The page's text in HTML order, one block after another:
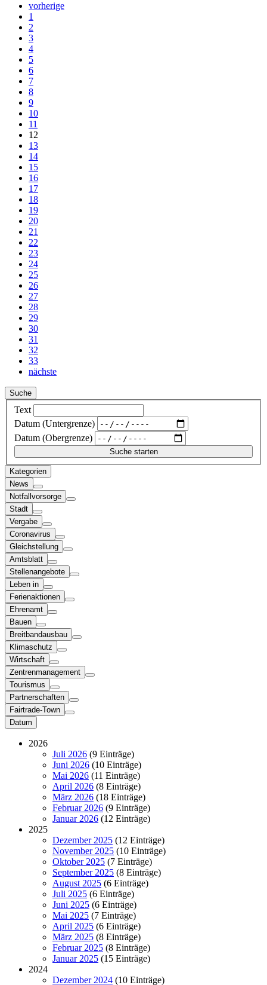
vorherige
1
2
3
4
5
6
7
8
9
10
11
12
13
14
15
16
17
18
19
20
21
22
23
24
25
26
27
28
29
30
31
32
33
nächste
Suche
Text
Datum (Untergrenze)
Datum (Obergrenze)
Kategorien
News
Notfallvorsorge
Stadt
Vergabe
Coronavirus
Gleichstellung
Amtsblatt
Stellenangebote
Leben in
Ferienaktionen
Ehrenamt
Bauen
Breitbandausbau
Klimaschutz
Wirtschaft
Zentrenmanagement
Tourismus
Partnerschaften
Fairtrade-Town
Datum
2026
Juli 2026 (9 Einträge)
Juni 2026 (10 Einträge)
Mai 2026 (11 Einträge)
April 2026 (8 Einträge)
März 2026 (18 Einträge)
Februar 2026 (9 Einträge)
Januar 2026 (12 Einträge)
2025
Dezember 2025 (12 Einträge)
November 2025 (10 Einträge)
Oktober 2025 (7 Einträge)
September 2025 (8 Einträge)
August 2025 (6 Einträge)
Juli 2025 (6 Einträge)
Juni 2025 (6 Einträge)
Mai 2025 (7 Einträge)
April 2025 (6 Einträge)
März 2025 (8 Einträge)
Februar 2025 (8 Einträge)
Januar 2025 (15 Einträge)
2024
Dezember 2024 (10 Einträge)